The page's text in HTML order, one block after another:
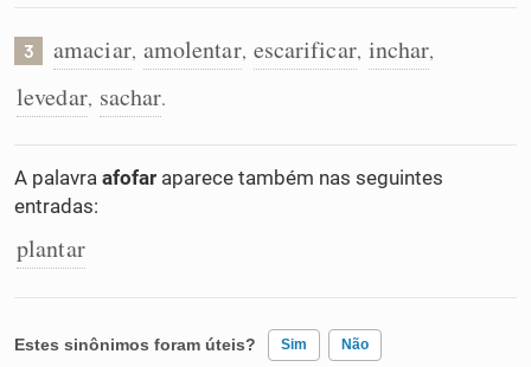
Conexões
Caça-palavras
Dicionário
3 amaciar, amolentar, escarificar, inchar,
levedar, sachar.
A palavra afofar aparece também nas seguintes
entradas:
plantar
Estes sinônimos foram úteis? Sim Não